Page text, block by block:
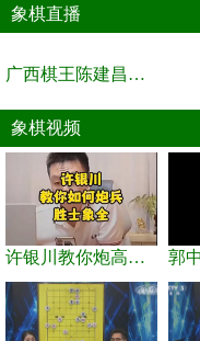
象棋直播
广西棋王陈建昌直播间
象棋视频
许银川教你炮高兵士象全如何赢士象全，简单四步即可